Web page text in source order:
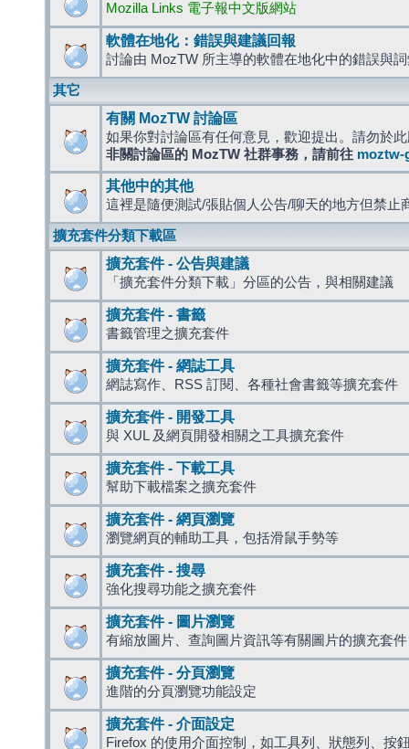
Mozilla Links 電子報中文版網站
軟體在地化：錯誤與建議回報
討論由 MozTW 所主導的軟體在地化中的錯誤與
其它
有關 MozTW 討論區
如果你對討論區有任何意見，歡迎提出。請勿於
非關討論區的 MozTW 社群事務，請前往 moztw-
其他中的其他
這裡是隨便測試/張貼個人公告/聊天的地方但禁止
擴充套件分類下載區
擴充套件 - 公告與建議
「擴充套件分類下載」分區的公告，與相關建議
擴充套件 - 書籤
書籤管理之擴充套件
擴充套件 - 網誌工具
網誌寫作、RSS 訂閱、各種社會書籤等擴充套件
擴充套件 - 開發工具
與 XUL 及網頁開發相關之工具擴充套件
擴充套件 - 下載工具
幫助下載檔案之擴充套件
擴充套件 - 網頁瀏覽
瀏覽網頁的輔助工具，包括滑鼠手勢等
擴充套件 - 搜尋
強化搜尋功能之擴充套件
擴充套件 - 圖片瀏覽
有縮放圖片、查詢圖片資訊等有關圖片的擴充套件
擴充套件 - 分頁瀏覽
進階的分頁瀏覽功能設定
擴充套件 - 介面設定
Firefox 的使用介面控制，如工具列、狀態列、按